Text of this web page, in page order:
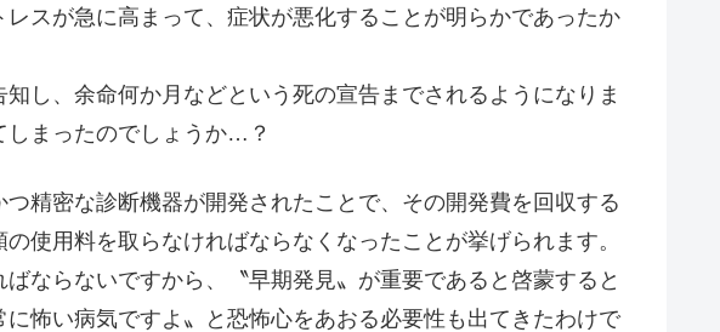
スが急に高まって、症状が悪化することが明らかであったか
し、余命何か月などという死の宣告までされるようになりま
しまったのでしょうか…？
精密な診断機器が開発されたことで、その開発費を回収する
使用料を取らなければならなくなったことが挙げられます。
ならないですから、〝早期発見〟が重要であると啓蒙すると
怖い病気ですよ〟と恐怖心をあおる必要性も出てきたわけで